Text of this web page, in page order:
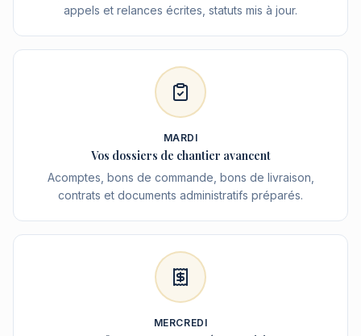
appels et relances écrites, statuts mis à jour.
MARDI
Vos dossiers de chantier avancent
Acomptes, bons de commande, bons de livraison,
contrats et documents administratifs préparés.
MERCREDI